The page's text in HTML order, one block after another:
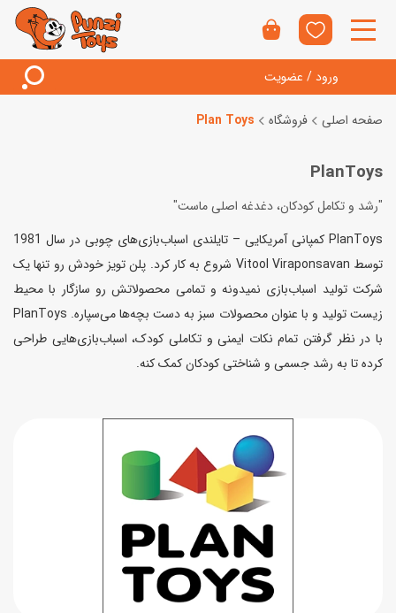
ورود / عضویت
صفحه اصلی فروشگاه Plan Toys
PlanToys
"رشد و تکامل کودکان، دغدغه اصلی ماست"
PlanToys کمپانی آمریکایی – تایلندی اسباب‌بازی‌های چوبی در سال 1981
توسط Vitool Viraponsavan شروع به کار کرد. پلن تویز خودش رو تنها یک
شرکت تولید اسباب‌بازی نمیدونه و تمامی محصولاتش رو سازگار با محیط
زیست تولید و با عنوان محصولات سبز به دست بچه‌ها می‌سپاره. PlanToys
با در نظر گرفتن تمام نکات ایمنی و تکاملی کودک، اسباب‌بازی‌هایی طراحی
کرده تا به رشد جسمی و شناختی کودکان کمک کنه.